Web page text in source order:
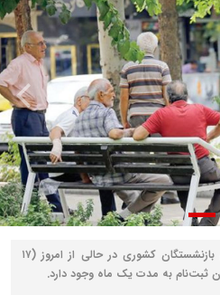
نصر: ثبت‌ نام اینترنتی وام ضروری بازنشستگان کشوری در حالی از امروز (۱۷
ثبت‌نام به مدت یک ماه وجود دارد.